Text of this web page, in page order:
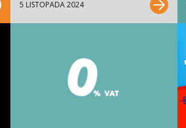
5 LISTOPADA 2024